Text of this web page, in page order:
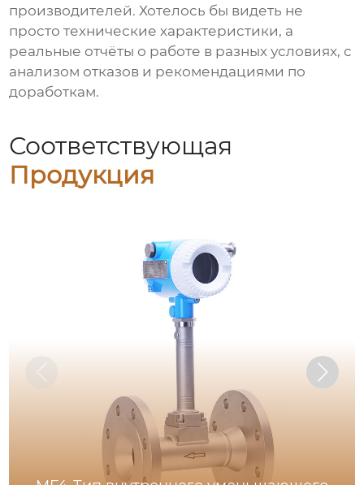
производителей. Хотелось бы видеть не
просто технические характеристики, а
реальные отчёты о работе в разных условиях, с
анализом отказов и рекомендациями по
доработкам.
Соответствующая
Продукция